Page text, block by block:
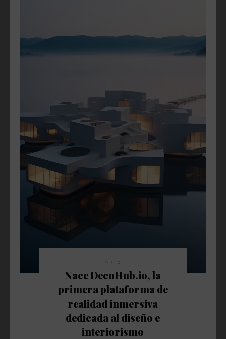
ARTE
Nace DecoHub.io, la
primera plataforma de
realidad inmersiva
dedicada al diseño e
interiorismo